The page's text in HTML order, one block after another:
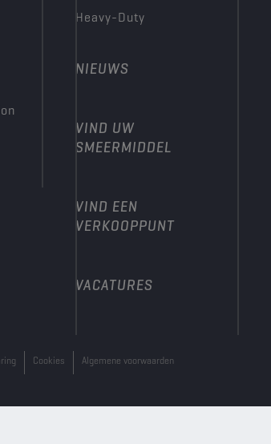
Heavy-Duty
NIEUWS
VIND UW
SMEERMIDDEL
VIND EEN
VERKOOPPUNT
VACATURES
Cookies Algemene voorwaarden